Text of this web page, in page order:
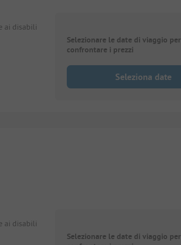
ai disabili
Selezionare le date di viaggio per
confrontare i prezzi
Seleziona date
ai disabili
Selezionare le date di viaggio per